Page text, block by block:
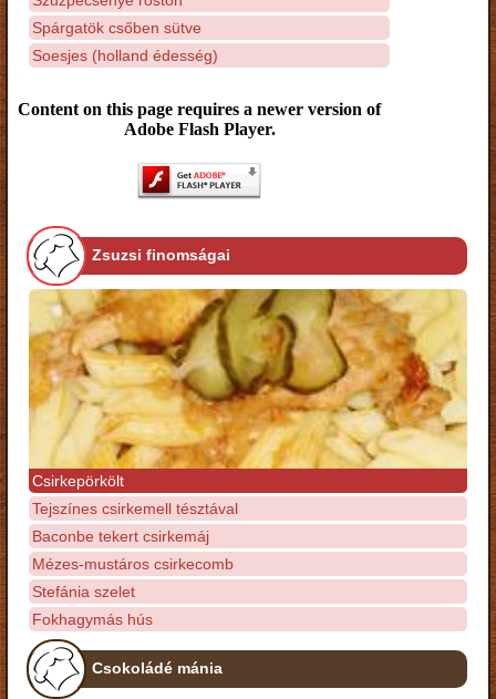
Spárgatök csőben sütve
Soesjes (holland édesség)
Content on this page requires a newer version of
Adobe Flash Player.
Zsuzsi finomságai
Csirkepörkölt
Tejszínes csirkemell tésztával
Baconbe tekert csirkemáj
Mézes-mustáros csirkecomb
Stefánia szelet
Fokhagymás hús
Csokoládé mánia